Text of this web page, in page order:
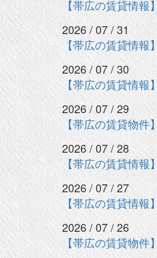
【帯広の賃貸情
2026 / 07 / 31
【帯広の賃貸情
2026 / 07 / 30
【帯広の賃貸情
2026 / 07 / 29
【帯広の賃貸物
2026 / 07 / 28
【帯広の賃貸情
2026 / 07 / 27
【帯広の賃貸情
2026 / 07 / 26
【帯広の賃貸物